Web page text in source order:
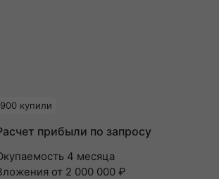
900 купили
прибыли по запросу
4 месяца
от 2 000 000 ₽